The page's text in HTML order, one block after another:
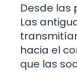
Desde las
Las
hacia el
que las